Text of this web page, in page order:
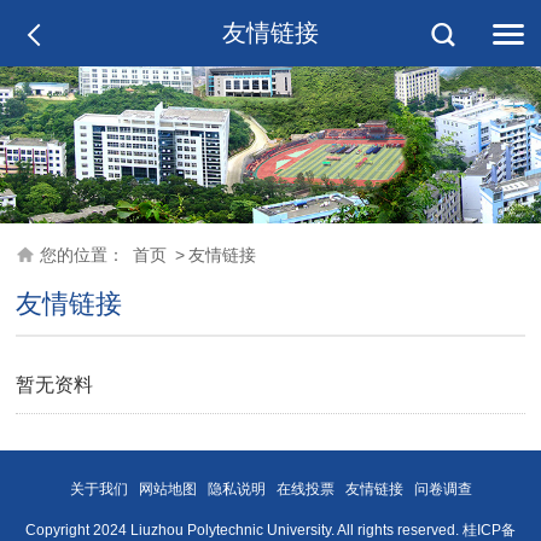
友情链接
您的位置： 首页 > 友情链接
友情链接
暂无资料
关于我们 网站地图 隐私说明 在线投票 友情链接 问卷调查
Copyright 2024 Liuzhou Polytechnic University. All rights reserved. 桂ICP备